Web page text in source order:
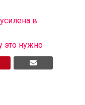
в
это нужно